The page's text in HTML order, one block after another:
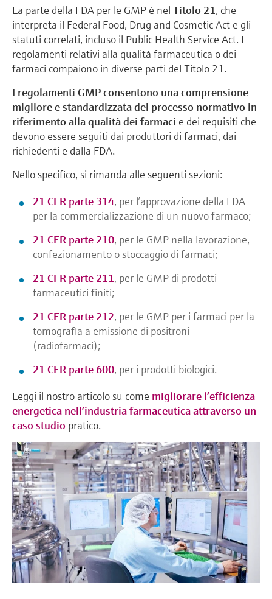
La parte della FDA per le GMP è nel Titolo 21, che
interpreta il Federal Food, Drug and Cosmetic Act e gli
statuti correlati, incluso il Public Health Service Act. I
regolamenti relativi alla qualità farmaceutica o dei
farmaci compaiono in diverse parti del Titolo 21.
I regolamenti GMP consentono una comprensione
migliore e standardizzata del processo normativo in
riferimento alla qualità dei farmaci e dei requisiti che
devono essere seguiti dai produttori di farmaci, dai
richiedenti e dalla FDA.
Nello specifico, si rimanda alle seguenti sezioni:
21 CFR parte 314, per l’approvazione della FDA
per la commercializzazione di un nuovo farmaco;
21 CFR parte 210, per le GMP nella lavorazione,
confezionamento o stoccaggio di farmaci;
21 CFR parte 211, per le GMP di prodotti
farmaceutici finiti;
21 CFR parte 212, per le GMP per i farmaci per la
tomografia a emissione di positroni
(radiofarmaci);
21 CFR parte 600, per i prodotti biologici.
Leggi il nostro articolo su come migliorare l’efficienza
energetica nell’industria farmaceutica attraverso un
caso studio pratico.